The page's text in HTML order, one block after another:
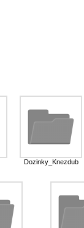
Dozinky_Knezdub